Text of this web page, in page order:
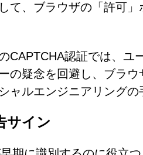
て、ブラウザの「許可
CAPTCHA認証では、ユ
の疑念を回避し、ブラ
ルエンジニアリングの
サイン